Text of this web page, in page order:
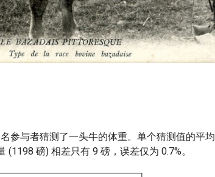
参与者猜测了一头牛的体重。单个猜测值的平均
磅) 相差只有 9 磅，误差仅为 0.7%。